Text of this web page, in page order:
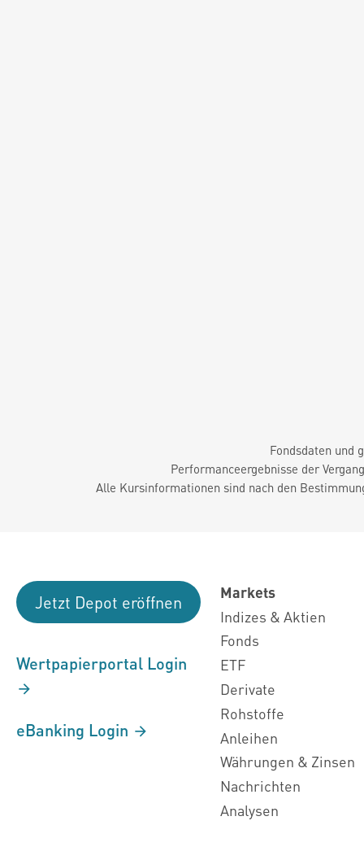
Fondsdaten und
Performanceergebnisse der
Alle Kursinformationen sind nach den
Jetzt Depot eröffnen
Wertpapierportal Login
eBanking Login
Markets
Indizes & Aktien
Fonds
ETF
Derivate
Rohstoffe
Anleihen
Währungen & Zinsen
Nachrichten
Analysen